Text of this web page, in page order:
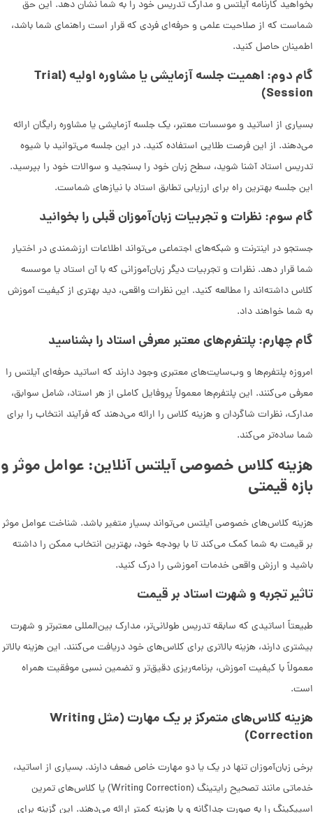
بخواهید کارنامه آیلتس و مدارک تدریس خود را به شما نشان دهد. این حق
شماست که از صلاحیت علمی و حرفه‌ای فردی که قرار است راهنمای شما باشد،
اطمینان حاصل کنید.
گام دوم: اهمیت جلسه آزمایشی یا مشاوره اولیه (Trial
Session)
بسیاری از اساتید و موسسات معتبر، یک جلسه آزمایشی یا مشاوره رایگان ارائه
می‌دهند. از این فرصت طلایی استفاده کنید. در این جلسه می‌توانید با شیوه
تدریس استاد آشنا شوید، سطح زبان خود را بسنجید و سوالات خود را بپرسید.
این جلسه بهترین راه برای ارزیابی تطابق استاد با نیازهای شماست.
گام سوم: نظرات و تجربیات زبان‌آموزان قبلی را بخوانید
جستجو در اینترنت و شبکه‌های اجتماعی می‌تواند اطلاعات ارزشمندی در اختیار
شما قرار دهد. نظرات و تجربیات دیگر زبان‌آموزانی که با آن استاد یا موسسه
کلاس داشته‌اند را مطالعه کنید. این نظرات واقعی، دید بهتری از کیفیت آموزش
به شما خواهند داد.
گام چهارم: پلتفرم‌های معتبر معرفی استاد را بشناسید
امروزه پلتفرم‌ها و وب‌سایت‌های معتبری وجود دارند که اساتید حرفه‌ای آیلتس را
معرفی می‌کنند. این پلتفرم‌ها معمولاً پروفایل کاملی از هر استاد، شامل سوابق،
مدارک، نظرات شاگردان و هزینه کلاس را ارائه می‌دهند که فرآیند انتخاب را برای
شما ساده‌تر می‌کند.
هزینه کلاس خصوصی آیلتس آنلاین: عوامل موثر و
بازه قیمتی
هزینه کلاس‌های خصوصی آیلتس می‌تواند بسیار متغیر باشد. شناخت عوامل موثر
بر قیمت به شما کمک می‌کند تا با بودجه خود، بهترین انتخاب ممکن را داشته
باشید و ارزش واقعی خدمات آموزشی را درک کنید.
تاثیر تجربه و شهرت استاد بر قیمت
طبیعتاً اساتیدی که سابقه تدریس طولانی‌تر، مدارک بین‌المللی معتبرتر و شهرت
بیشتری دارند، هزینه بالاتری برای کلاس‌های خود دریافت می‌کنند. این هزینه بالاتر
معمولاً با کیفیت آموزش، برنامه‌ریزی دقیق‌تر و تضمین نسبی موفقیت همراه
است.
هزینه کلاس‌های متمرکز بر یک مهارت (مثل Writing
Correction)
برخی زبان‌آموزان تنها در یک یا دو مهارت خاص ضعف دارند. بسیاری از اساتید،
خدماتی مانند تصحیح رایتینگ (Writing Correction) یا کلاس‌های تمرین
اسپیکینگ را به صورت جداگانه و با هزینه کمتر ارائه می‌دهند. این گزینه برای